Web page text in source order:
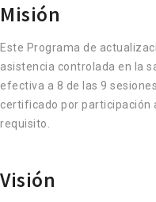
Misión
Este Programa de
asistencia controlada en la
efectiva a 8 de las 9
certificado por participación
requisito.
Visión